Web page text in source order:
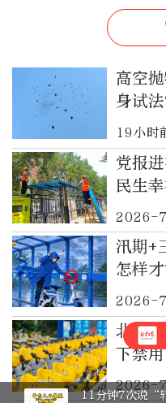
高空
身试
19小时
党报
民生
区电
使用
2026-
汛期+
怎样
2026-
北京
下禁
2026-
11分钟7次说“